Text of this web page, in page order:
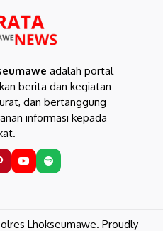
adalah portal
berita dan kegiatan
dan bertanggung
informasi kepada
Lhokseumawe. Proudly